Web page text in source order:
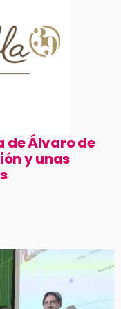
de Álvaro de
y unas